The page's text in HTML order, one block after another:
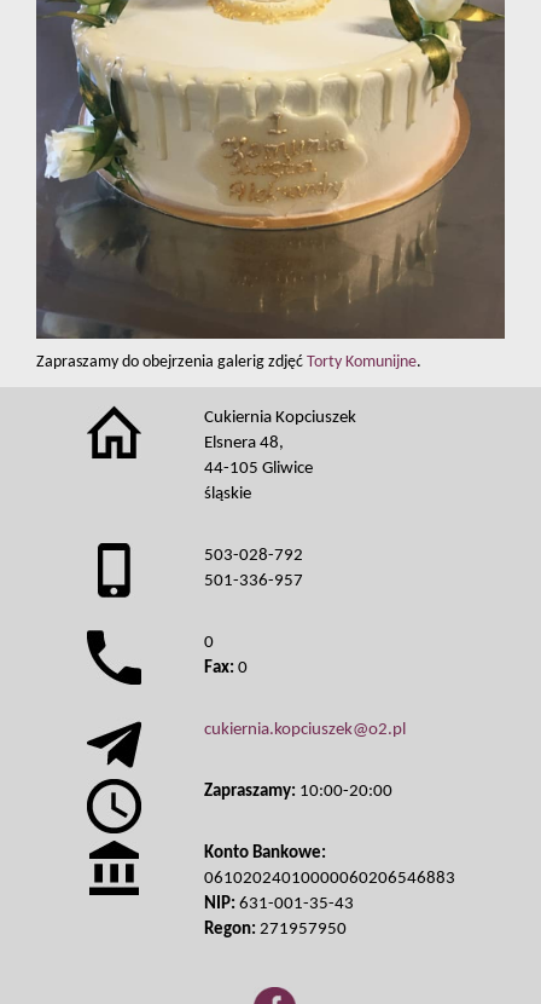
Zapraszamy do obejrzenia galerig zdjęć Torty Komunijne.
Cukiernia Kopciuszek
Elsnera 48,
44-105 Gliwice
śląskie
503-028-792
501-336-957
0
Fax: 0
cukiernia.kopciuszek@o2.pl
Zapraszamy: 10:00-20:00
Konto Bankowe:
06102024010000060206546883
NIP:631-001-35-43
Regon:271957950